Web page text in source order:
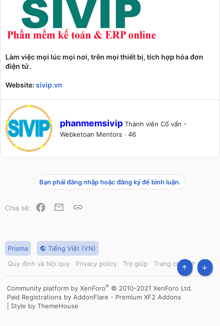
Làm việc mọi lúc mọi nơi, trên mọi thiết bị, tích hợp hóa đơn
điện tử.
Website: sivip.vn
W
r
t
n
b
y
phanmemsivip Thành viên Cố vấn -
Webketoan Mentors · 46
Bạn phải đăng nhập hoặc đăng ký để bình luận.
Chia sẻ: Facebook
Email
Prisma
Tiếng Việt (VN)
Quy định và Nội quy
Privacy policy Trợ giúp Trang chủ
R
S
Community platform by XenForo® © 2010-2021 XenForo Ltd.
Paid Registrations by AddonFlare - Premium XF2 Addons
Style by ThemeHouse
TOP